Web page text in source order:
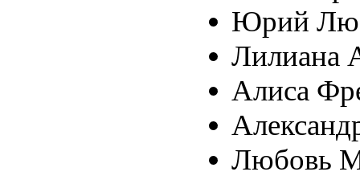
Юрий
Лилиана
Алиса
Любовь